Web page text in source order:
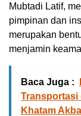
Mubtadi Latif,
pimpinan dan
merupakan
menjamin
Baca Juga :
Transportasi
Khatam